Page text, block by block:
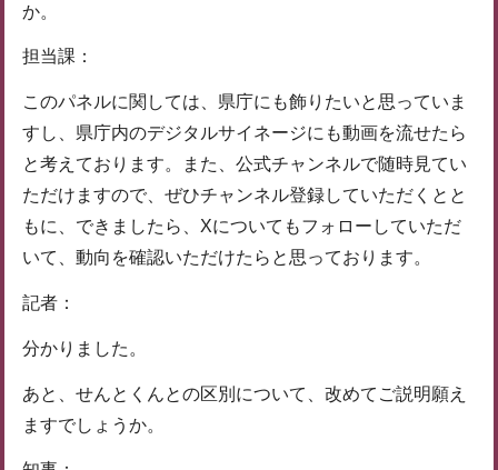
か。
担当課：
このパネルに関しては、県庁にも飾りたいと思っていま
すし、県庁内のデジタルサイネージにも動画を流せたら
と考えております。また、公式チャンネルで随時見てい
ただけますので、ぜひチャンネル登録していただくとと
もに、できましたら、Xについてもフォローしていただ
いて、動向を確認いただけたらと思っております。
記者：
分かりました。
あと、せんとくんとの区別について、改めてご説明願え
ますでしょうか。